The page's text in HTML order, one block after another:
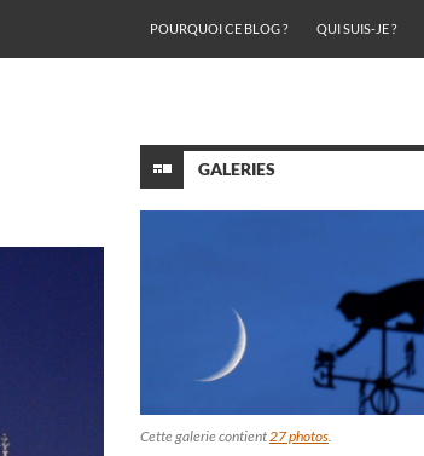
POURQUOI CE BLOG ?
QUI SUIS-JE ?
GALERIES
Cette galerie contient27 photos.